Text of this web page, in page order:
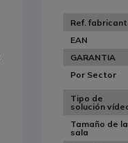
Ref.
EAN
GARANTIA
Por Sector
Tipo de
solución
Tamaño de la
sala